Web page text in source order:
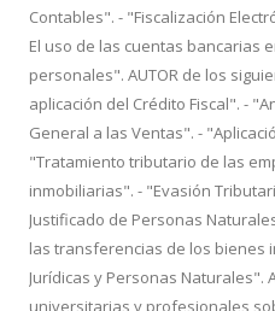
Contables". - "Fiscalización
El uso de las cuentas bancarias
personales". AUTOR de los
aplicación del Crédito Fiscal". -
General a las Ventas". -
"Tratamiento tributario de las
inmobiliarias". - "Evasión
Justificado de Personas
las transferencias de los bienes
Jurídicas y Personas
universitarias y profesionales